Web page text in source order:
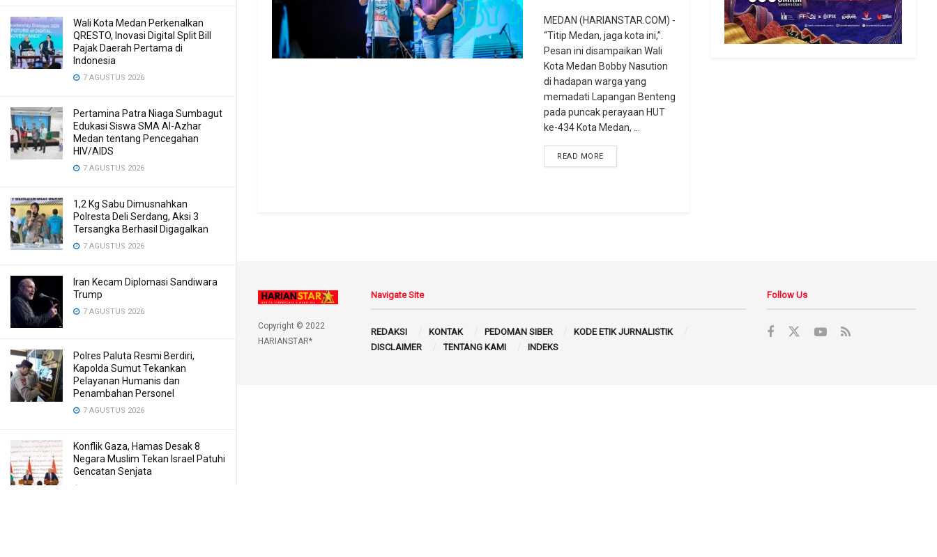
Wali Kota Medan Perkenalkan
QRESTO, Inovasi Digital Split Bill
Pajak Daerah Pertama di
Indonesia
7 AGUSTUS 2026
Pertamina Patra Niaga Sumbagut
Edukasi Siswa SMA Al-Azhar
Medan tentang Pencegahan
HIV/AIDS
7 AGUSTUS 2026
1,2 Kg Sabu Dimusnahkan
Polresta Deli Serdang, Aksi 3
Tersangka Berhasil Digagalkan
7 AGUSTUS 2026
Iran Kecam Diplomasi Sandiwara
Trump
7 AGUSTUS 2026
Polres Paluta Resmi Berdiri,
Kapolda Sumut Tekankan
Pelayanan Humanis dan
Penambahan Personel
7 AGUSTUS 2026
Konflik Gaza, Hamas Desak 8
Negara Muslim Tekan Israel Patuhi
Gencatan Senjata
MEDAN (HARIANSTAR.COM) -
“Titip Medan, jaga kota ini,”.
Pesan ini disampaikan Wali
Kota Medan Bobby Nasution
di hadapan warga yang
memadati Lapangan Benteng
pada puncak perayaan HUT
ke-434 Kota Medan, ...
READ MORE
Copyright © 2022
HARIANSTAR*
Navigate Site
REDAKSI KONTAK PEDOMAN SIBER
KODE ETIK JURNALISTIK
DISCLAIMER
TENTANG KAMI INDEKS
Follow Us